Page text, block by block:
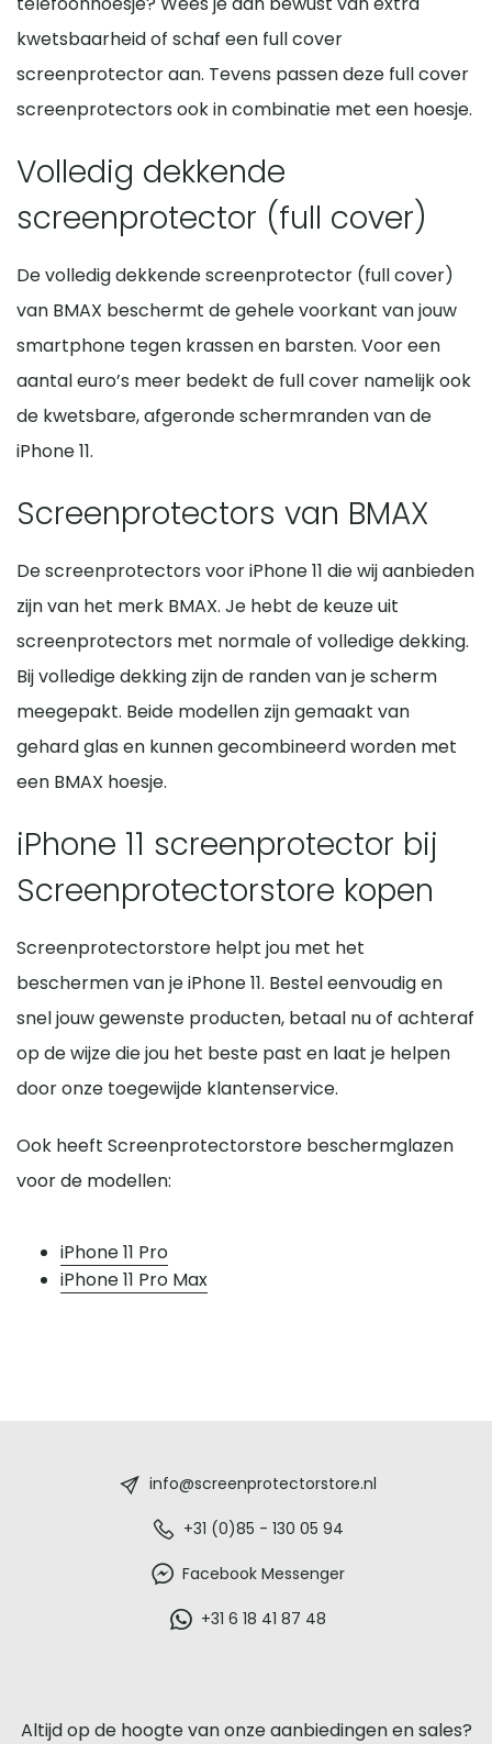
kwetsbaarheid of schaf een full cover
screenprotector aan. Tevens passen deze full cover
screenprotectors ook in combinatie met een hoesje.
Volledig dekkende
screenprotector (full cover)
De volledig dekkende screenprotector (full cover)
van BMAX beschermt de gehele voorkant van jouw
smartphone tegen krassen en barsten. Voor een
aantal euro’s meer bedekt de full cover namelijk ook
de kwetsbare, afgeronde schermranden van de
iPhone 11.
Screenprotectors van BMAX
De screenprotectors voor iPhone 11 die wij aanbieden
zijn van het merk BMAX. Je hebt de keuze uit
screenprotectors met normale of volledige dekking.
Bij volledige dekking zijn de randen van je scherm
meegepakt. Beide modellen zijn gemaakt van
gehard glas en kunnen gecombineerd worden met
een BMAX hoesje.
iPhone 11 screenprotector bij
Screenprotectorstore kopen
Screenprotectorstore helpt jou met het
beschermen van je iPhone 11. Bestel eenvoudig en
snel jouw gewenste producten, betaal nu of achteraf
op de wijze die jou het beste past en laat je helpen
door onze toegewijde klantenservice.
Ook heeft Screenprotectorstore beschermglazen
voor de modellen:
iPhone 11 Pro
iPhone 11 Pro Max
voor
info@screenprotectorstore.nl
+31 (0)85 - 130 05 94
Facebook Messenger
+31 6 18 41 87 48
Altijd op de hoogte van onze aanbiedingen en sales?